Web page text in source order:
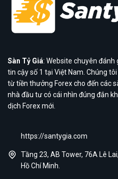
Sàn Tỷ Giá: Website chuyên đánh
tin cậy số 1 tại Việt Nam. Chúng
từ tiền thưởng Forex cho đến các
nhà đầu tư có cái nhìn đúng đắn
dịch Forex mới.
https://santygia.com
Tầng 23, AB Tower, 76A Lê
Hồ Chí Minh.